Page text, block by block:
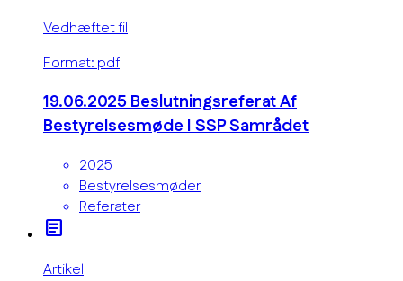
Vedhæftet fil
Format: pdf
19.06.2025 Beslutningsreferat Af
Bestyrelsesmøde I SSP Samrådet
2025
Bestyrelsesmøder
Referater
article
Artikel